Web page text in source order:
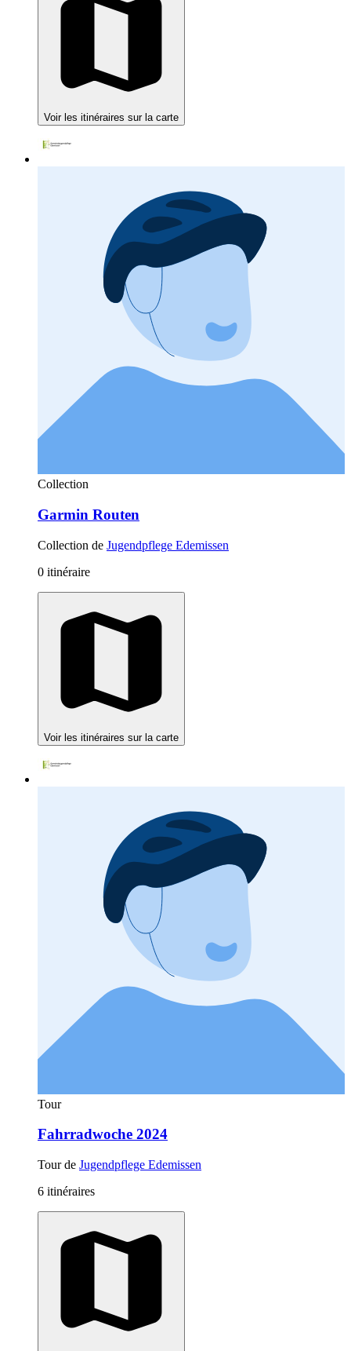
Voir les itinéraires sur la carte
Collection
Garmin Routen
Collection de Jugendpflege Edemissen
0 itinéraire
Voir les itinéraires sur la carte
Tour
Fahrradwoche 2024
Tour de Jugendpflege Edemissen
6 itinéraires